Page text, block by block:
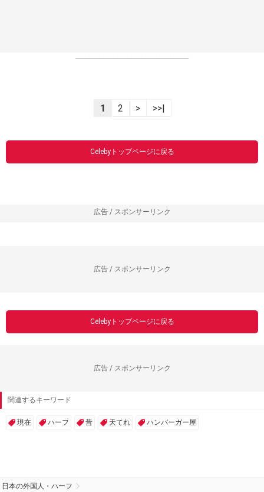
----------------------------------------------------------------
1 2 > >>|
Celebyトップページに戻る
広告 / スポンサーリンク
広告 / スポンサーリンク
Celebyトップページに戻る
広告 / スポンサーリンク
関連するキーワード
現在 ハーフ 昔 天てれ ハンバーガー屋
日本の外国人・ハーフ